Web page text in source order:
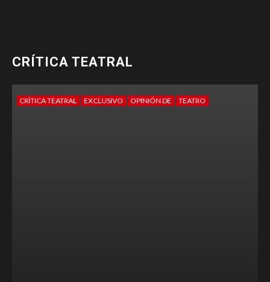
CRÍTICA TEATRAL
CRÍTICA TEATRAL EXCLUSIVO OPINIÓN DE TEATRO